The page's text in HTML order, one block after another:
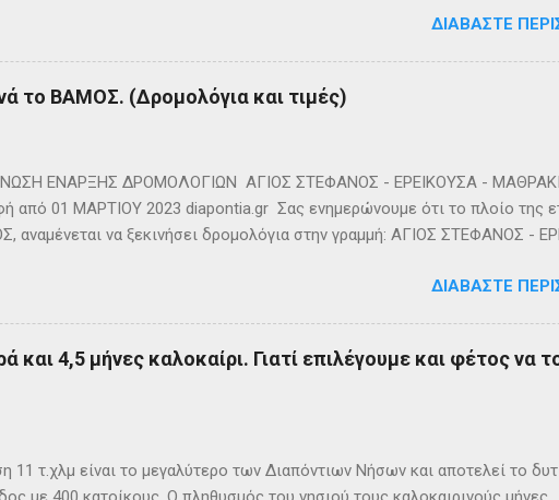
ΔΙΑΒΆΣΤΕ
το ΒΑΜΟΣ. (Δρομολόγια και τιμές)
ΕΝΑΡΞΗΣ ΔΡΟΜΟΛΟΓΙΩΝ ΑΓΙΟΣ ΣΤΕΦΑΝΟΣ - ΕΡΕΙΚΟΥΣΑ -
από 01 ΜΑΡΤΙΟΥ 2023 diapontia.gr Σας ενημερώνουμε ότι το πλοίο της
αναμένεται να ξεκινήσει δρομολόγια στην γραμμή: ΑΓΙΟΣ ΣΤΕΦΑΝΟΣ -
ΔΙΑΒΆΣΤΕ
και 4,5 μήνες καλοκαίρι. Γιατί επιλέγουμε και φέτος να
11 τ.χλμ είναι το μεγαλύτερο των Διαπόντιων Νήσων και αποτελεί το